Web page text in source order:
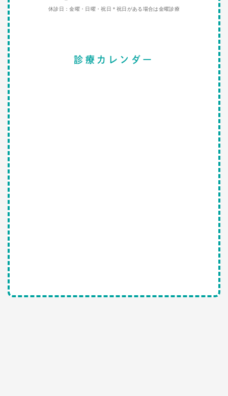
休診日：金曜・日曜・祝日＊祝日がある場合は金曜診療
診療カレンダー